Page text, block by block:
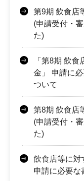
第9期 飲食店
(申請受付・
た)
「第8期 飲
金」 申請に
ついて
第8期 飲食店
(申請受付・
た)
飲食店等に対
申請に必要な